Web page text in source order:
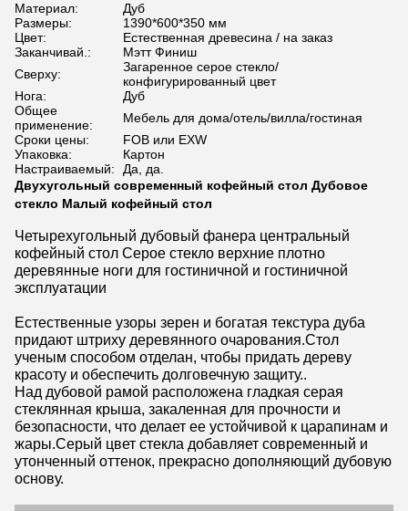
Материал:
Дуб
Размеры:
1390*600*350 мм
Цвет:
Естественная древесина / на заказ
Заканчивай.:
Мэтт Финиш
Сверху:
Загаренное серое стекло/
конфигурированный цвет
Нога:
Дуб
Общее
применение:
Мебель для дома/отель/вилла/гостиная
Сроки цены:
FOB или EXW
Упаковка:
Картон
Настраиваемый:
Да, да.
Двухугольный современный кофейный стол Дубовое
стекло Малый кофейный стол
Четырехугольный дубовый фанера центральный
кофейный стол Серое стекло верхние плотно
деревянные ноги для гостиничной и гостиничной
эксплуатации
Естественные узоры зерен и богатая текстура дуба
придают штриху деревянного очарования.Стол
ученым способом отделан, чтобы придать дереву
красоту и обеспечить долговечную защиту..
Над дубовой рамой расположена гладкая серая
стеклянная крыша, закаленная для прочности и
безопасности, что делает ее устойчивой к царапинам и
жары.Серый цвет стекла добавляет современный и
утонченный оттенок, прекрасно дополняющий дубовую
основу.